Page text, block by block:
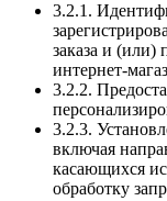
3.2.1.
заказа и (или)
интернет-
3.2.2.
3.2.3.
включая
касающихся
обработку